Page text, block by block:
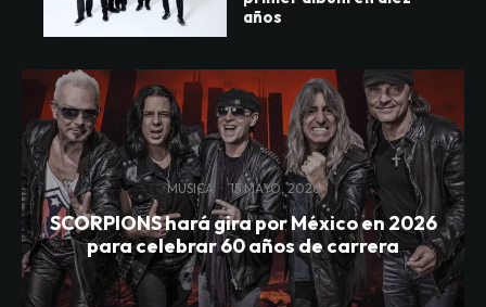
años
MÚSICA · 15 MAYO, 2026
SCORPIONS hará gira por México en 2026
para celebrar 60 años de carrera